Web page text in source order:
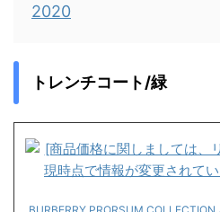
2020
トレンチコート/緑